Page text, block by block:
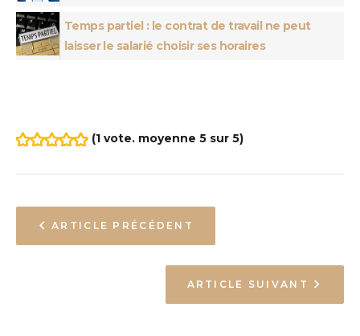
Temps partiel : le contrat de travail ne peut
laisser le salarié choisir ses horaires
(1 vote. moyenne 5sur 5)
ARTICLE PRÉCÉDENT
ARTICLE SUIVANT